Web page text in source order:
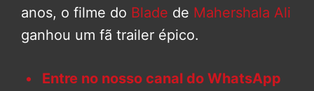
anos, o filme do Blade de Mahershala Ali
ganhou um fã trailer épico.
Entre no nosso canal do WhatsApp